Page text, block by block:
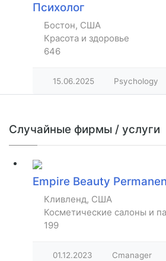
Психолог
Бостон, США
Красота и здоровье
646
15.06.2025 Psychology
Случайные фирмы / услуги
Empire Beauty
Кливленд, США
Косметические салоны и
199
01.12.2023 Cmanager